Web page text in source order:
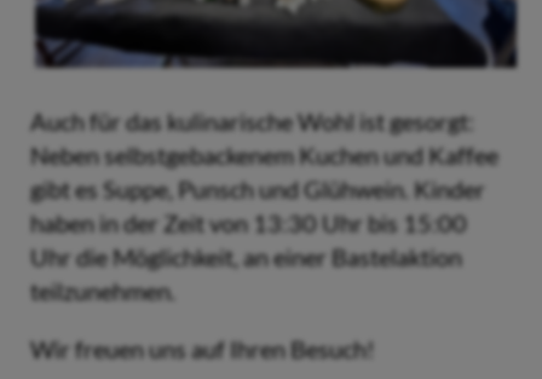
Auch für das kulinarische Wohl ist gesorgt:
Neben selbstgebackenem Kuchen und Kaffee
gibt es Suppe, Punsch und Glühwein. Kinder
haben in der Zeit von 13:30 Uhr bis 15:00
Uhr die Möglichkeit, an einer Bastelaktion
teilzunehmen.
Wir freuen uns auf Ihren Besuch!